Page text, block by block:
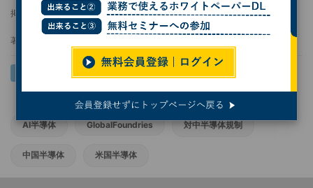
掲載日 2024/11/06 17:00
著者：
AI半導体 GlobalFoundries 対中半導体規制
中国半導体 米国半導体